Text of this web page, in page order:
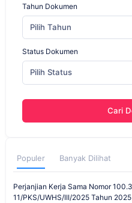
Tahun Dokumen
Pilih Tahun
Status Dokumen
Pilih Status
Cari
Populer Banyak Dilihat
Perjanjian Kerja Sama Nomor
11/PKS/UWHS/III/2025 Tahun 2025